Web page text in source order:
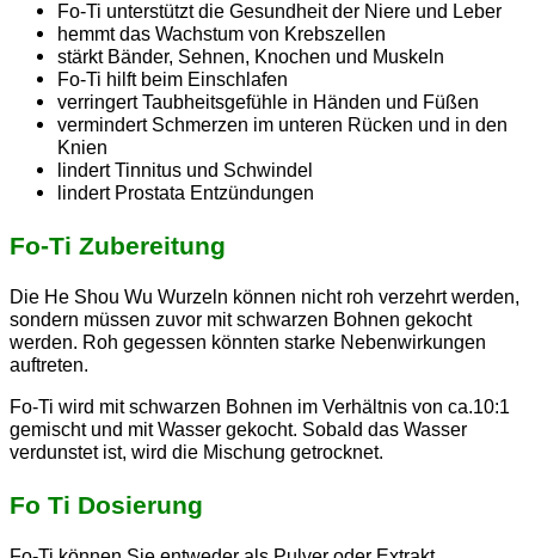
Fo-Ti unterstützt die Gesundheit der Niere und Leber
hemmt das Wachstum von Krebszellen
stärkt Bänder, Sehnen, Knochen und Muskeln
Fo-Ti hilft beim Einschlafen
verringert Taubheitsgefühle in Händen und Füßen
vermindert Schmerzen im unteren Rücken und in den
Knien
lindert Tinnitus und Schwindel
lindert Prostata Entzündungen
Fo-Ti Zubereitung
Die He Shou Wu Wurzeln können nicht roh verzehrt werden,
sondern müssen zuvor mit schwarzen Bohnen gekocht
werden. Roh gegessen könnten starke Nebenwirkungen
auftreten.
Fo-Ti wird mit schwarzen Bohnen im Verhältnis von ca.10:1
gemischt und mit Wasser gekocht. Sobald das Wasser
verdunstet ist, wird die Mischung getrocknet.
Fo Ti Dosierung